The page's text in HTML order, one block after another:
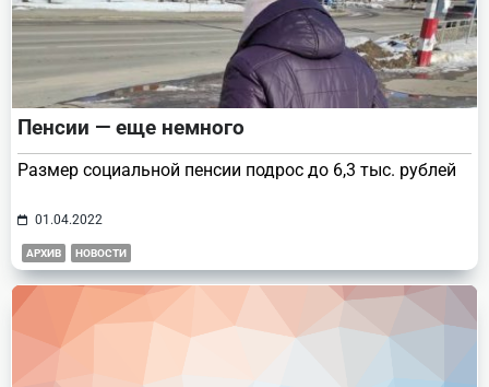
Пенсии — еще немного
Размер социальной пенсии подрос до 6,3 тыс. рублей
01.04.2022
АРХИВ НОВОСТИ